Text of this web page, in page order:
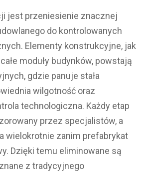
jest przeniesienie znacznej
do kontrolowanych
Elementy konstrukcyjne, jak
moduły budynków, powstają
gdzie panuje stała
wilgotność oraz
technologiczna. Każdy etap
przez specjalistów, a
wielokrotnie zanim prefabrykat
Dzięki temu eliminowane są
z tradycyjnego